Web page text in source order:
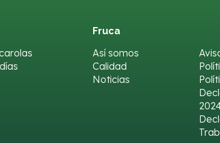
Fruca
Así somos
Calidad
Noticias